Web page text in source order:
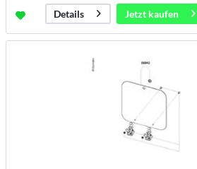
Details Jetzt kaufen